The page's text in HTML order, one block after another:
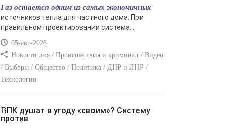
Газ остается одним из самых экономичных
источников тепла для частного дома. При
правильном проектировании система...
05-авг-2026
Новости дня / Происшествия и криминал / Видео
/ Выборы / Общество / Политика / ДНР и ЛНР /
Технологии
ВПК душат в угоду «своим»? Систему
против